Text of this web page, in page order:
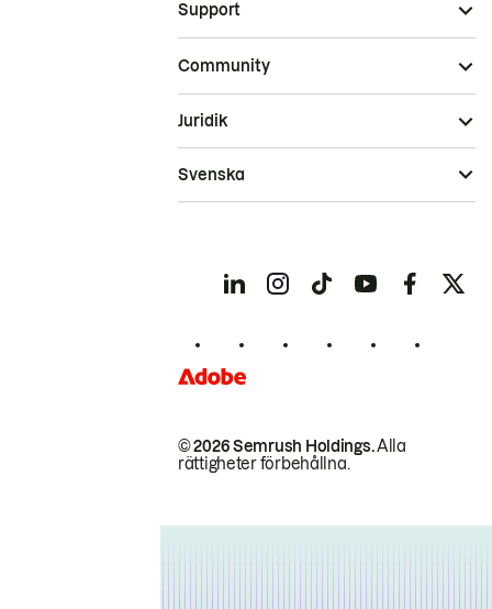
Support
Community
© 2026 Semrush Holdings.Alla
rättigheter förbehållna.
Juridik
Svenska